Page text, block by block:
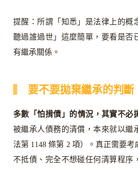
提醒：所謂「知悉」是法律上的概
聽過誰過世」這麼簡單，要看是否
有繼承關係。
要不要拋棄繼承的判斷
多數「怕揹債」的情況，其實不必
被繼承人債務的清償，本來就以繼
法第 1148 條第 2 項）。真正需要
不抵債、完全不想碰任何清算程序